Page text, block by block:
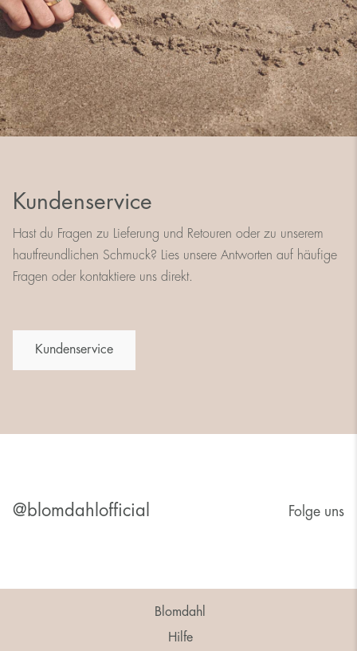
Kundenservice
Hast du Fragen zu Lieferung und Retouren oder zu unserem
hautfreundlichen Schmuck? Lies unsere Antworten auf häufige
Fragen oder kontaktiere uns direkt.
Kundenservice
@blomdahlofficial Folge uns
Blomdahl
Hilfe